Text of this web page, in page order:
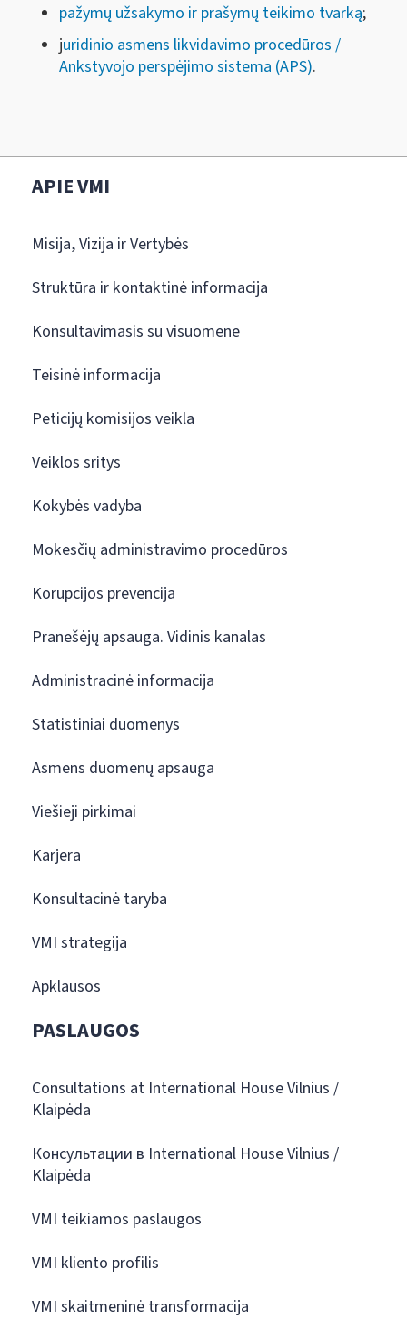
pažymų užsakymo ir prašymų teikimo tvarką;
juridinio asmens likvidavimo procedūros /
Ankstyvojo perspėjimo sistema (APS).
APIE VMI
Misija, Vizija ir Vertybės
Struktūra ir kontaktinė informacija
Konsultavimasis su visuomene
Teisinė informacija
Peticijų komisijos veikla
Veiklos sritys
Kokybės vadyba
Mokesčių administravimo procedūros
Korupcijos prevencija
Pranešėjų apsauga. Vidinis kanalas
Administracinė informacija
Statistiniai duomenys
Asmens duomenų apsauga
Viešieji pirkimai
Karjera
Konsultacinė taryba
VMI strategija
Apklausos
PASLAUGOS
Consultations at International House Vilnius /
Klaipėda
Консультации в International House Vilnius /
Klaipėda
VMI teikiamos paslaugos
VMI kliento profilis
VMI skaitmeninė transformacija